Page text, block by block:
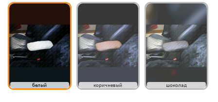
белый коричневый шоколад